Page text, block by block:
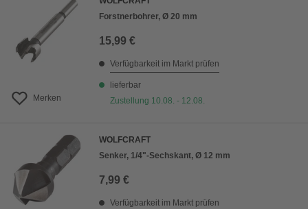
Merken
Forstnerbohrer, Ø 20 mm
15,99 €
Verfügbarkeit im Markt prüfen
lieferbar
Zustellung 10.08. - 12.08.
WOLFCRAFT
Senker, 1/4"-Sechskant, Ø 12 mm
7,99 €
Verfügbarkeit im Markt prüfen